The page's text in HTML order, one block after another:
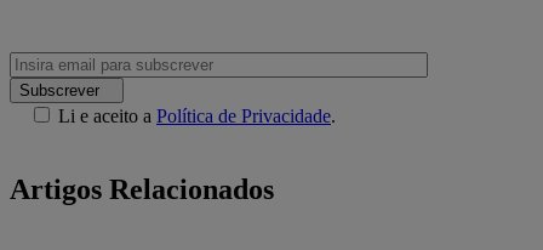
Subscrever
Li e aceito a Política de Privacidade.
Artigos Relacionados